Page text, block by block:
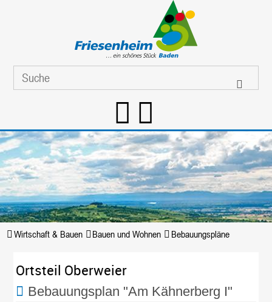
Wirtschaft & Bauen Bauen und Wohnen Bebauungspläne
Ortsteil Oberweier
Bebauungsplan "Am Kähnerberg I"